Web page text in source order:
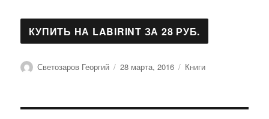
Автор
Светозаров Георгий Опубликовано
28 марта, 2016 Рубрики
Книги